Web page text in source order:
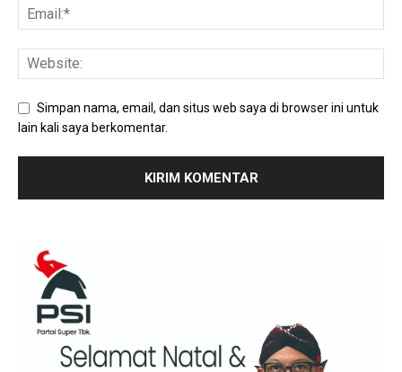
Simpan nama, email, dan situs web saya di browser ini untuk
lain kali saya berkomentar.